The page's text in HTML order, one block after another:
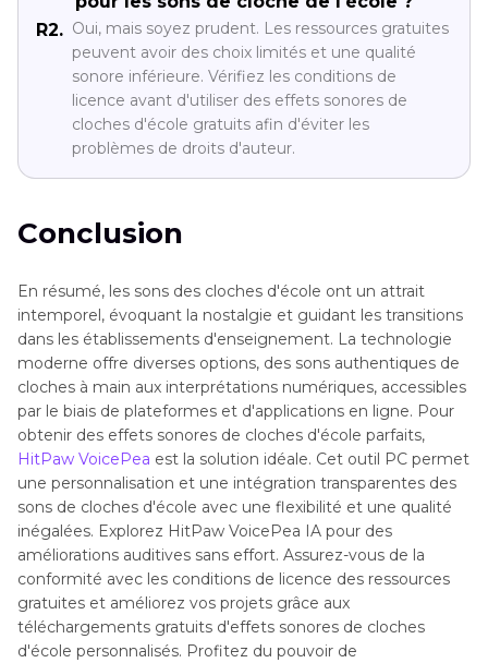
R2. Oui, mais soyez prudent. Les ressources gratuites
peuvent avoir des choix limités et une qualité
sonore inférieure. Vérifiez les conditions de
licence avant d'utiliser des effets sonores de
cloches d'école gratuits afin d'éviter les
problèmes de droits d'auteur.
Conclusion
En résumé, les sons des cloches d'école ont un attrait
intemporel, évoquant la nostalgie et guidant les transitions
dans les établissements d'enseignement. La technologie
moderne offre diverses options, des sons authentiques de
cloches à main aux interprétations numériques, accessibles
par le biais de plateformes et d'applications en ligne. Pour
obtenir des effets sonores de cloches d'école parfaits,
HitPaw VoicePea est la solution idéale. Cet outil PC permet
une personnalisation et une intégration transparentes des
sons de cloches d'école avec une flexibilité et une qualité
inégalées. Explorez HitPaw VoicePea IA pour des
améliorations auditives sans effort. Assurez-vous de la
conformité avec les conditions de licence des ressources
gratuites et améliorez vos projets grâce aux
téléchargements gratuits d'effets sonores de cloches
d'école personnalisés. Profitez du pouvoir de